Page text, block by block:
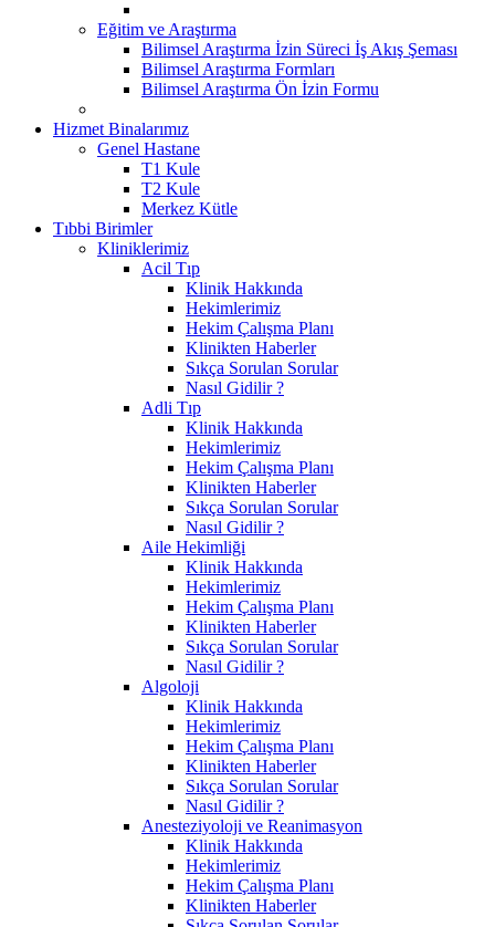
Eğitim ve Araştırma
Bilimsel Araştırma İzin Süreci İş Akış Şeması
Bilimsel Araştırma Formları
Bilimsel Araştırma Ön İzin Formu
Hizmet Binalarımız
Genel Hastane
T1 Kule
T2 Kule
Merkez Kütle
Tıbbi Birimler
Kliniklerimiz
Acil Tıp
Klinik Hakkında
Hekimlerimiz
Hekim Çalışma Planı
Klinikten Haberler
Sıkça Sorulan Sorular
Nasıl Gidilir ?
Adli Tıp
Klinik Hakkında
Hekimlerimiz
Hekim Çalışma Planı
Klinikten Haberler
Sıkça Sorulan Sorular
Nasıl Gidilir ?
Aile Hekimliği
Klinik Hakkında
Hekimlerimiz
Hekim Çalışma Planı
Klinikten Haberler
Sıkça Sorulan Sorular
Nasıl Gidilir ?
Algoloji
Klinik Hakkında
Hekimlerimiz
Hekim Çalışma Planı
Klinikten Haberler
Sıkça Sorulan Sorular
Nasıl Gidilir ?
Anesteziyoloji ve Reanimasyon
Klinik Hakkında
Hekimlerimiz
Hekim Çalışma Planı
Klinikten Haberler